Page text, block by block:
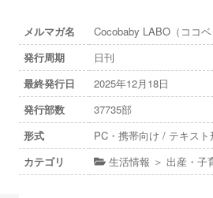
メルマガ名
Cocobaby LABO（ココベ
発行周期
日刊
最終発行日
2025年12月18日
発行部数
37735部
形式
PC・携帯向け / テキスト
カテゴリ
生活情報 ＞ 出産・子